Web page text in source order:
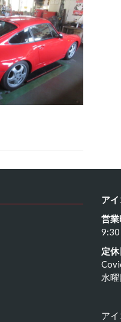
アイ
営
定休
水曜
ア